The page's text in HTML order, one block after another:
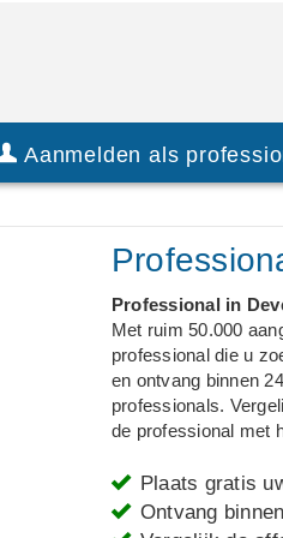
Aanmelden als
Professional in
Met ruim 50.000
professional die u
en ontvang binnen
professionals.
de professional met
Plaats gratis
Ontvang